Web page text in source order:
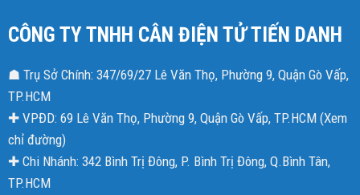
CÔNG TY TNHH CÂN ĐIỆN TỬ TIẾN DANH
☗ Trụ Sở Chính: 347/69/27 Lê Văn Thọ, Phường 9, Quận Gò Vấp,
TP.HCM
✚ VPĐD: 69 Lê Văn Thọ, Phường 9, Quận Gò Vấp, TP.HCM (Xem
chỉ đường)
✚ Chi Nhánh: 342 Bình Trị Đông, P. Bình Trị Đông, Q.Bình Tân,
TP.HCM